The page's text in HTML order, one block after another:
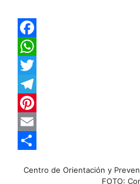
F
a
c
e
b
o
W
h
a
t
s
T
w
T
e
P
E
Centro de Orientación y
FOTO: